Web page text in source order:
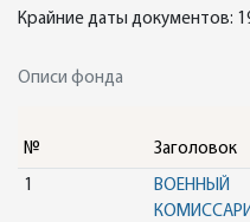
Крайние даты документов:
Описи фонда
№ Заголовок
1
ВОЕННЫЙ